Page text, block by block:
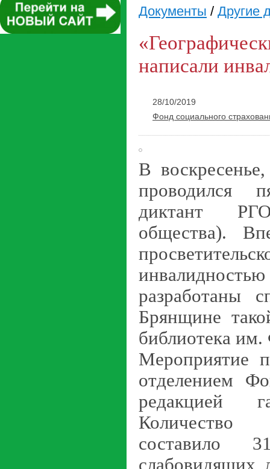
Документы / Другие
написали
28/10/2019
Фонд социального
В
проводился
диктант РГО
общества).
разработаны
Брянщине
библиотека
Мероприятие
отделением
редакцией
Количество
составило
слабовидящих